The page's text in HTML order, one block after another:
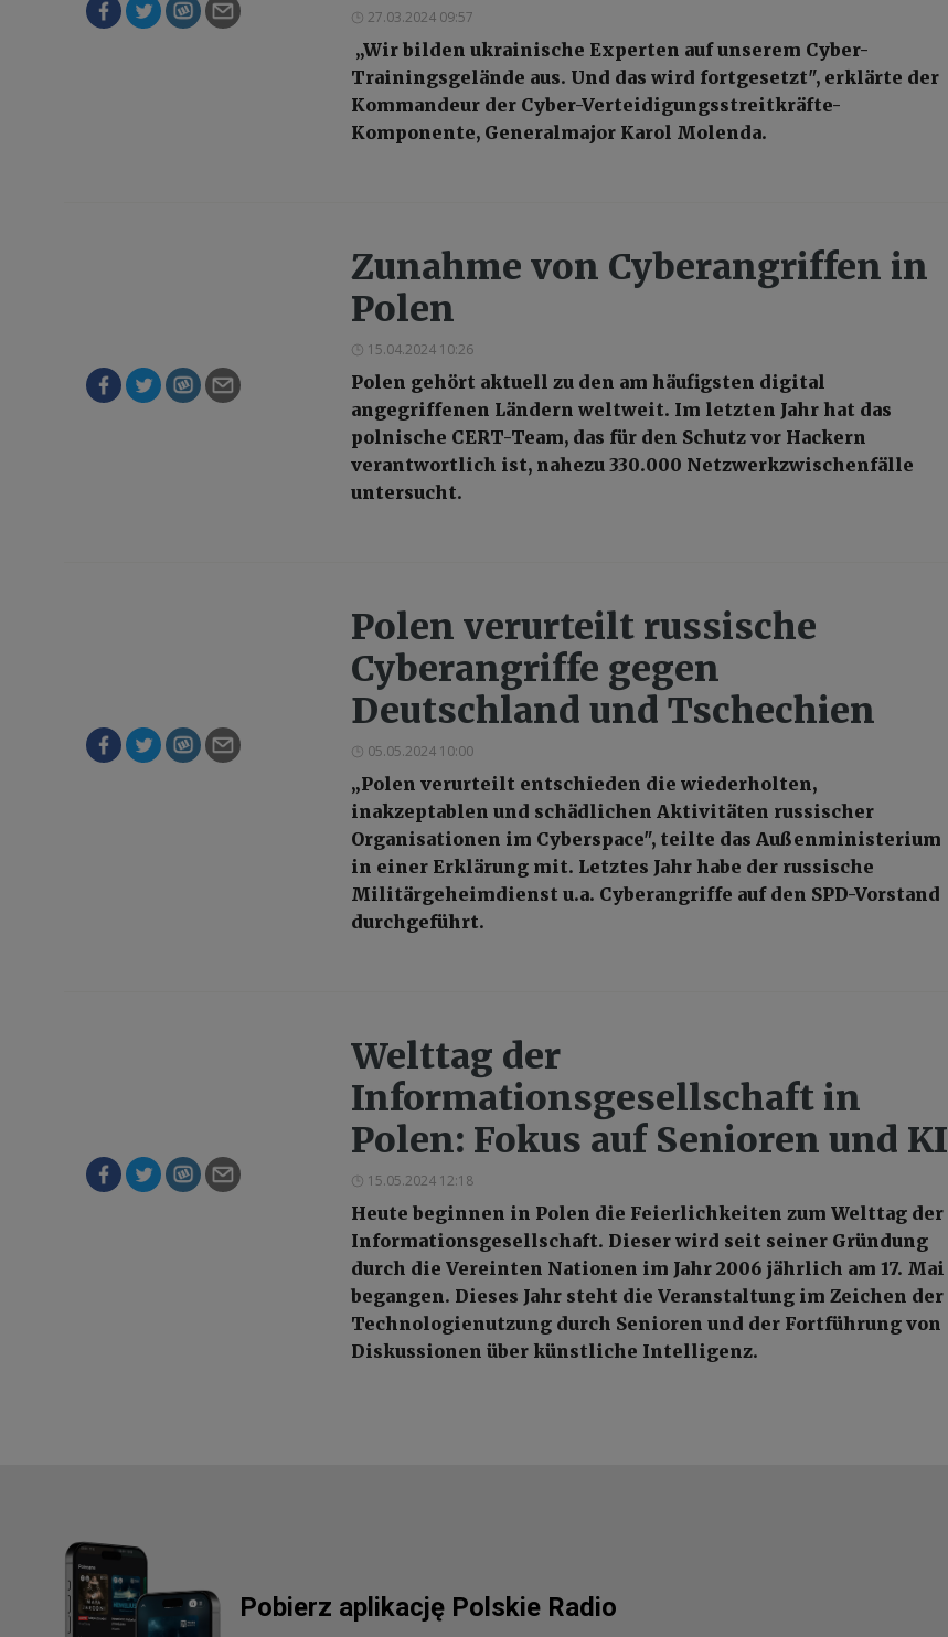
27.03.2024 09:57
„Wir bilden ukrainische Experten auf unserem Cyber-
Trainingsgelände aus. Und das wird fortgesetzt", erklärte der
Kommandeur der Cyber-Verteidigungsstreitkräfte-
Komponente, Generalmajor Karol Molenda.
Zunahme von Cyberangriffen in
Polen
15.04.2024 10:26
Polen gehört aktuell zu den am häufigsten digital
angegriffenen Ländern weltweit. Im letzten Jahr hat das
polnische CERT-Team, das für den Schutz vor Hackern
verantwortlich ist, nahezu 330.000 Netzwerkzwischenfälle
untersucht.
Polen verurteilt russische
Cyberangriffe gegen
Deutschland und Tschechien
05.05.2024 10:00
„Polen verurteilt entschieden die wiederholten,
inakzeptablen und schädlichen Aktivitäten russischer
Organisationen im Cyberspace", teilte das Außenministerium
in einer Erklärung mit. Letztes Jahr habe der russische
Militärgeheimdienst u.a. Cyberangriffe auf den SPD-Vorstand
durchgeführt.
Welttag der
Informationsgesellschaft in
Polen: Fokus auf Senioren und KI
15.05.2024 12:18
Heute beginnen in Polen die Feierlichkeiten zum Welttag der
Informationsgesellschaft. Dieser wird seit seiner Gründung
durch die Vereinten Nationen im Jahr 2006 jährlich am 17. Mai
begangen. Dieses Jahr steht die Veranstaltung im Zeichen der
Technologienutzung durch Senioren und der Fortführung von
Diskussionen über künstliche Intelligenz.
Pobierz aplikację Polskie Radio